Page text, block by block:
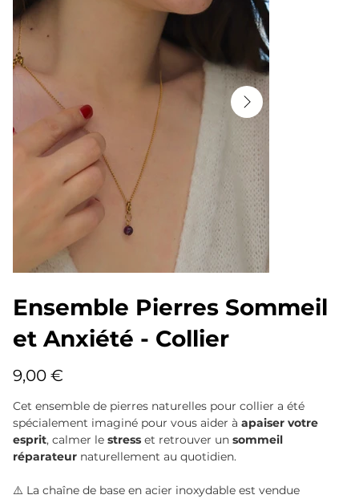
Ensemble Pierres Sommeil
et Anxiété - Collier
Prix
9,00 €
Cet ensemble de pierres naturelles pour collier a été
spécialement imaginé pour vous aider à apaiser votre
esprit, calmer le stress et retrouver un sommeil
réparateur naturellement au quotidien.
⚠️ La chaîne de base en acier inoxydable est vendue